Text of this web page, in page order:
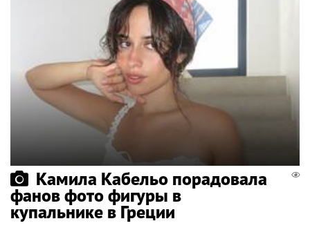
Камила Кабельо порадовала
фанов фото фигуры в
купальнике в Греции